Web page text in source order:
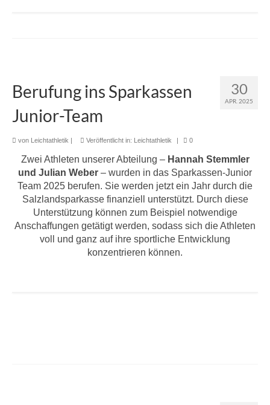
30
APR. 2025
Berufung ins Sparkassen
Junior-Team
von Leichtathletik | Veröffentlicht in: Leichtathletik | 0
Zwei Athleten unserer Abteilung – Hannah Stemmler
und Julian Weber – wurden in das Sparkassen-Junior
Team 2025 berufen. Sie werden jetzt ein Jahr durch die
Salzlandsparkasse finanziell unterstützt. Durch diese
Unterstützung können zum Beispiel notwendige
Anschaffungen getätigt werden, sodass sich die Athleten
voll und ganz auf ihre sportliche Entwicklung
konzentrieren können.